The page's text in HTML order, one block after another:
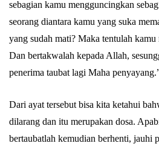
sebagian kamu mengguncingkan
seorang diantara kamu yang suka
yang sudah mati? Maka tentulah
Dan bertakwalah kepada Allah,
penerima taubat lagi Maha
Dari ayat tersebut bisa kita ketahui
dilarang dan itu merupakan dosa.
bertaubatlah kemudian berhenti, jauhi